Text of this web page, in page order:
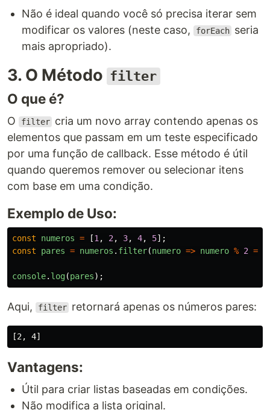
Não é ideal quando você só precisa iterar sem
modificar os valores (neste caso,
forEach seria
mais apropriado).
3. O Método filter
O que é?
O filter cria um novo array contendo apenas os
elementos que passam em um teste especificado
por uma função de callback. Esse método é útil
quando queremos remover ou selecionar itens
com base em uma condição.
Exemplo de Uso:
const numeros = [1 , 2 , 3, 4, 5];
const
pares = numeros . filter(numero => numero % 2 ===
console. log(pares);
Aqui, filter retornará apenas os números pares:
Vantagens:
Útil para criar listas baseadas em condições.
Não modifica a lista original.